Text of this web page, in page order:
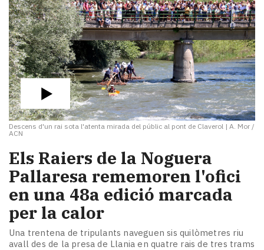
Descens d'un rai sota l'atenta mirada del públic al pont de Claverol | A. Mor /
ACN
​Els Raiers de la Noguera
Pallaresa rememoren l'ofici
en una 48a edició marcada
per la calor
Una trentena de tripulants naveguen sis quilòmetres riu
avall des de la presa de Llania en quatre rais de tres trams